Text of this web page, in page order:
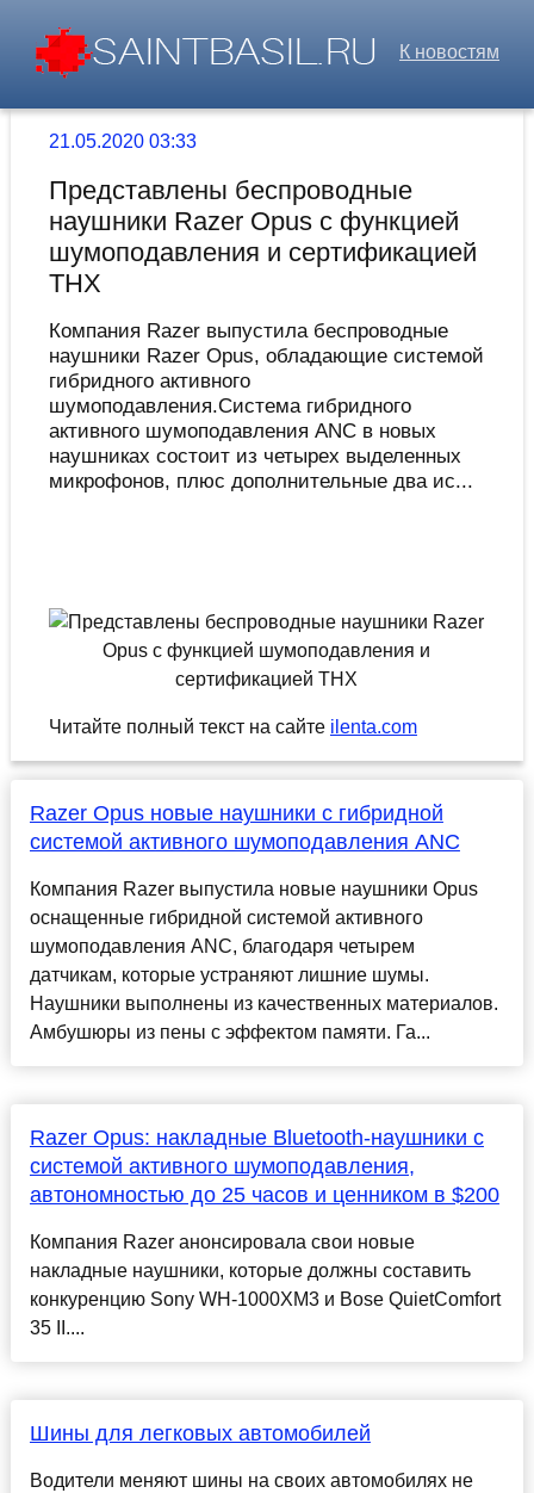
К новостям
21.05.2020 03:33
Представлены беспроводные
наушники Razer Opus с функцией
шумоподавления и сертификацией
THX
Компания Razer выпустила беспроводные
наушники Razer Opus, обладающие системой
гибридного активного
шумоподавления.Система гибридного
активного шумоподавления ANC в новых
наушниках состоит из четырех выделенных
микрофонов, плюс дополнительные два ис...
Читайте полный текст на сайте ilenta.com
Razer Opus новые наушники с гибридной
системой активного шумоподавления ANC
Компания Razer выпустила новые наушники Opus
оснащенные гибридной системой активного
шумоподавления ANC, благодаря четырем
датчикам, которые устраняют лишние шумы.
Наушники выполнены из качественных материалов.
Амбушюры из пены с эффектом памяти. Га...
Razer Opus: накладные Bluetooth-наушники с
системой активного шумоподавления,
автономностью до 25 часов и ценником в $200
Компания Razer анонсировала свои новые
накладные наушники, которые должны составить
конкуренцию Sony WH-1000XM3 и Bose QuietComfort
35 II....
Шины для легковых автомобилей
Водители меняют шины на своих автомобилях не